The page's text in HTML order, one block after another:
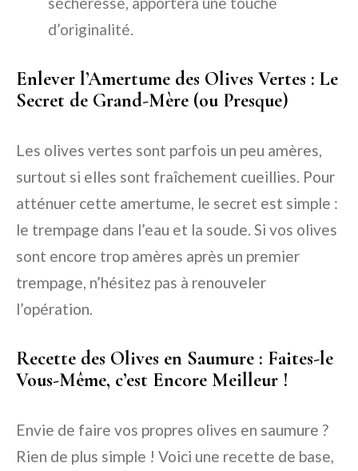
d’originalité.
Enlever l’Amertume des Olives Vertes : Le
Secret de Grand-Mère (ou Presque)
Les olives vertes sont parfois un peu amères,
surtout si elles sont fraîchement cueillies. Pour
atténuer cette amertume, le secret est simple :
le trempage dans l’eau et la soude. Si vos olives
sont encore trop amères après un premier
trempage, n’hésitez pas à renouveler
l’opération.
Recette des Olives en Saumure : Faites-le
Vous-Même, c’est Encore Meilleur !
Envie de faire vos propres olives en saumure ?
Rien de plus simple ! Voici une recette de base,